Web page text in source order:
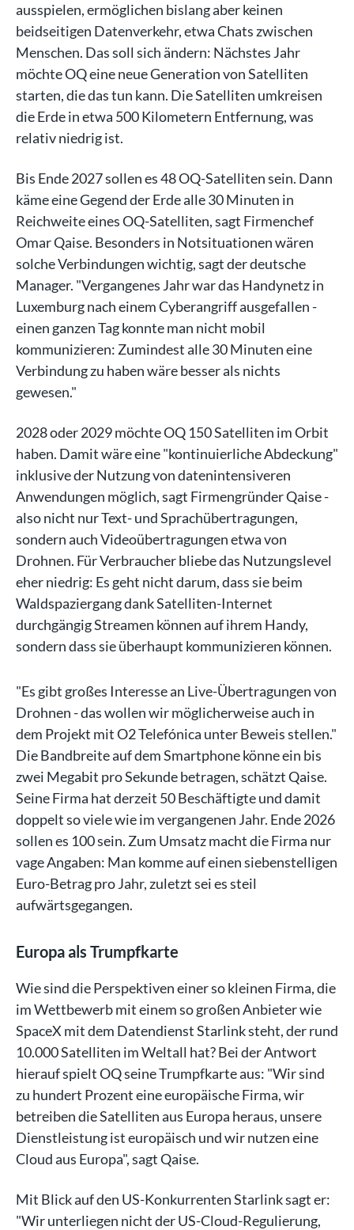
ausspielen, ermöglichen bislang aber keinen
beidseitigen Datenverkehr, etwa Chats zwischen
Menschen. Das soll sich ändern: Nächstes Jahr
möchte OQ eine neue Generation von Satelliten
starten, die das tun kann. Die Satelliten umkreisen
die Erde in etwa 500 Kilometern Entfernung, was
relativ niedrig ist.
Bis Ende 2027 sollen es 48 OQ-Satelliten sein. Dann
käme eine Gegend der Erde alle 30 Minuten in
Reichweite eines OQ-Satelliten, sagt Firmenchef
Omar Qaise. Besonders in Notsituationen wären
solche Verbindungen wichtig, sagt der deutsche
Manager. "Vergangenes Jahr war das Handynetz in
Luxemburg nach einem Cyberangriff ausgefallen -
einen ganzen Tag konnte man nicht mobil
kommunizieren: Zumindest alle 30 Minuten eine
Verbindung zu haben wäre besser als nichts
gewesen."
2028 oder 2029 möchte OQ 150 Satelliten im Orbit
haben. Damit wäre eine "kontinuierliche Abdeckung"
inklusive der Nutzung von datenintensiveren
Anwendungen möglich, sagt Firmengründer Qaise -
also nicht nur Text- und Sprachübertragungen,
sondern auch Videoübertragungen etwa von
Drohnen. Für Verbraucher bliebe das Nutzungslevel
eher niedrig: Es geht nicht darum, dass sie beim
Waldspaziergang dank Satelliten-Internet
durchgängig Streamen können auf ihrem Handy,
sondern dass sie überhaupt kommunizieren können.
"Es gibt großes Interesse an Live-Übertragungen von
Drohnen - das wollen wir möglicherweise auch in
dem Projekt mit O2 Telefónica unter Beweis stellen."
Die Bandbreite auf dem Smartphone könne ein bis
zwei Megabit pro Sekunde betragen, schätzt Qaise.
Seine Firma hat derzeit 50 Beschäftigte und damit
doppelt so viele wie im vergangenen Jahr. Ende 2026
sollen es 100 sein. Zum Umsatz macht die Firma nur
vage Angaben: Man komme auf einen siebenstelligen
Euro-Betrag pro Jahr, zuletzt sei es steil
aufwärtsgegangen.
Europa als Trumpfkarte
Wie sind die Perspektiven einer so kleinen Firma, die
im Wettbewerb mit einem so großen Anbieter wie
SpaceX mit dem Datendienst Starlink steht, der rund
10.000 Satelliten im Weltall hat? Bei der Antwort
hierauf spielt OQ seine Trumpfkarte aus: "Wir sind
zu hundert Prozent eine europäische Firma, wir
betreiben die Satelliten aus Europa heraus, unsere
Dienstleistung ist europäisch und wir nutzen eine
Cloud aus Europa", sagt Qaise.
Mit Blick auf den US-Konkurrenten Starlink sagt er:
"Wir unterliegen nicht der US-Cloud-Regulierung,